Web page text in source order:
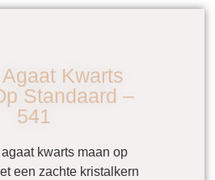
Kwarts
Standaard –
541
kwarts maan op
een zachte kristalkern